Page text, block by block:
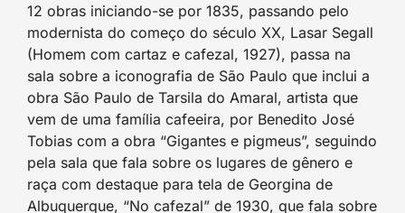
12 obras iniciando-se por 1835, passando pelo
modernista do começo do século XX, Lasar Segall
(Homem com cartaz e cafezal, 1927), passa na
sala sobre a iconografia de São Paulo que inclui a
obra São Paulo de Tarsila do Amaral, artista que
vem de uma família cafeeira, por Benedito José
Tobias com a obra “Gigantes e pigmeus”, seguindo
pela sala que fala sobre os lugares de gênero e
raça com destaque para tela de Georgina de
Albuquerque, “No cafezal” de 1930, que fala sobre